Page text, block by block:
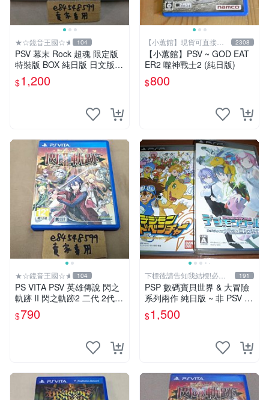
★☆鏡音王國☆★ 104
PSV 幕末 Rock 超魂 限定版
特裝版 BOX 純日版 日文版
二手良品
$1,200
【小蕙館】現貨可直接下
標
2308
【小蕙館】PSV ~ GOD EAT
ER2 噬神戰士2 (純日版)
$800
★☆鏡音王國☆★ 104
PS VITA PSV 英雄傳說 閃之
軌跡 II 閃之軌跡2 二代 2代
亞版 中文版 FALCOM 閃軌
$790
下標後請告知我結標!必看
關於我
191
PSP 數碼寶貝世界 & 大冒險
系列兩作 純日版 ~ 非 PSV P
S_VITA PS4 中文 新秩序 網
路偵探
$1,500